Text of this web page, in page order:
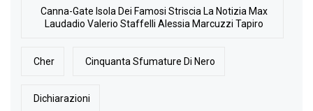
Canna-Gate Isola Dei Famosi Striscia La Notizia Max
Laudadio Valerio Staffelli Alessia Marcuzzi Tapiro
Cher Cinquanta Sfumature Di Nero
Dichiarazioni